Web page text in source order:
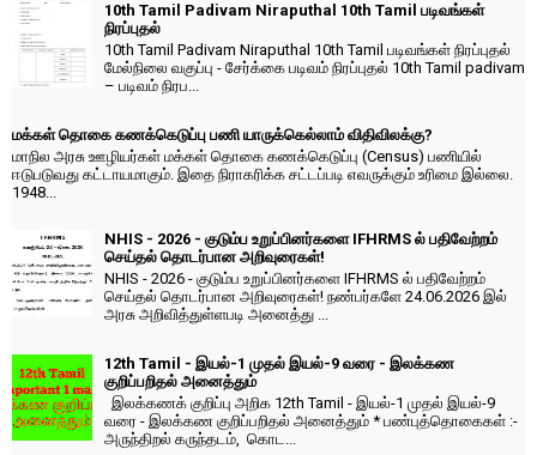
10th Tamil Padivam Niraputhal 10th Tamil படிவங்கள்
நிரப்புதல்
10th Tamil Padivam Niraputhal 10th Tamil படிவங்கள் நிரப்புதல்
மேல்நிலை வகுப்பு - சேர்க்கை படிவம் நிரப்புதல் 10th Tamil padivam
– படிவம் நிரப...
மக்கள் தொகை கணக்கெடுப்பு பணி யாருக்கெல்லாம் விதிவிலக்கு?
மாநில அரசு ஊழியர்கள் மக்கள் தொகை கணக்கெடுப்பு (Census) பணியில்
ஈடுபடுவது கட்டாயமாகும். இதை நிராகரிக்க சட்டப்படி எவருக்கும் உரிமை இல்லை.
1948...
NHIS - 2026 - குடும்ப உறுப்பினர்களை IFHRMS ல் பதிவேற்றம்
செய்தல் தொடர்பான அறிவுரைகள்!
NHIS - 2026 - குடும்ப உறுப்பினர்களை IFHRMS ல் பதிவேற்றம்
செய்தல் தொடர்பான அறிவுரைகள்! நண்பர்களே 24.06.2026 இல்
அரசு அறிவித்துள்ளபடி அனைத்து ...
12th Tamil - இயல்-1 முதல் இயல்-9 வரை - இலக்கண
குறிப்பறிதல் அனைத்தும்
இலக்கணக் குறிப்பு அறிக 12th Tamil - இயல்-1 முதல் இயல்-9
வரை - இலக்கண குறிப்பறிதல் அனைத்தும் * பண்புத்தொகைகள் :-
அருந்திறல் கருந்தடம், கொட...